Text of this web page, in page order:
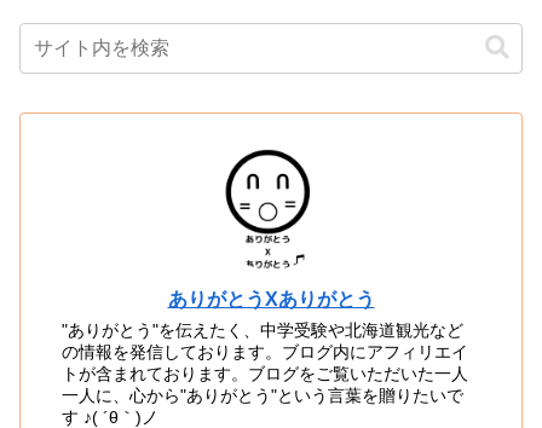
ありがとうXありがとう
"ありがとう"を伝えたく、中学受験や北海道観光など
の情報を発信しております。ブログ内にアフィリエイ
トが含まれております。ブログをご覧いただいた一人
一人に、心から"ありがとう"という言葉を贈りたいで
す ♪( ´θ｀)ノ